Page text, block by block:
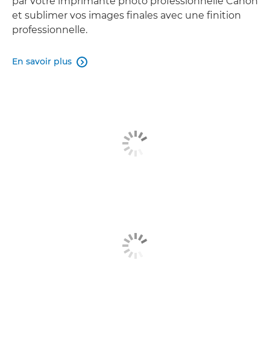
et sublimer vos images finales avec une finition
professionnelle.
En savoir plus 